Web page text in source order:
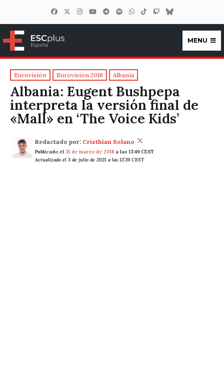
ESCplus España
MENU
Eurovisión Eurovisión 2018 Albania
Albania: Eugent Bushpepa
interpreta la versión final de
«Mall» en ‘The Voice Kids’
Redactado por: Cristhian Solano
Publicado el 31 de marzo de 2018 a las 13:49 CEST
Actualizado el 3 de julio de 2021 a las 12:39 CEST